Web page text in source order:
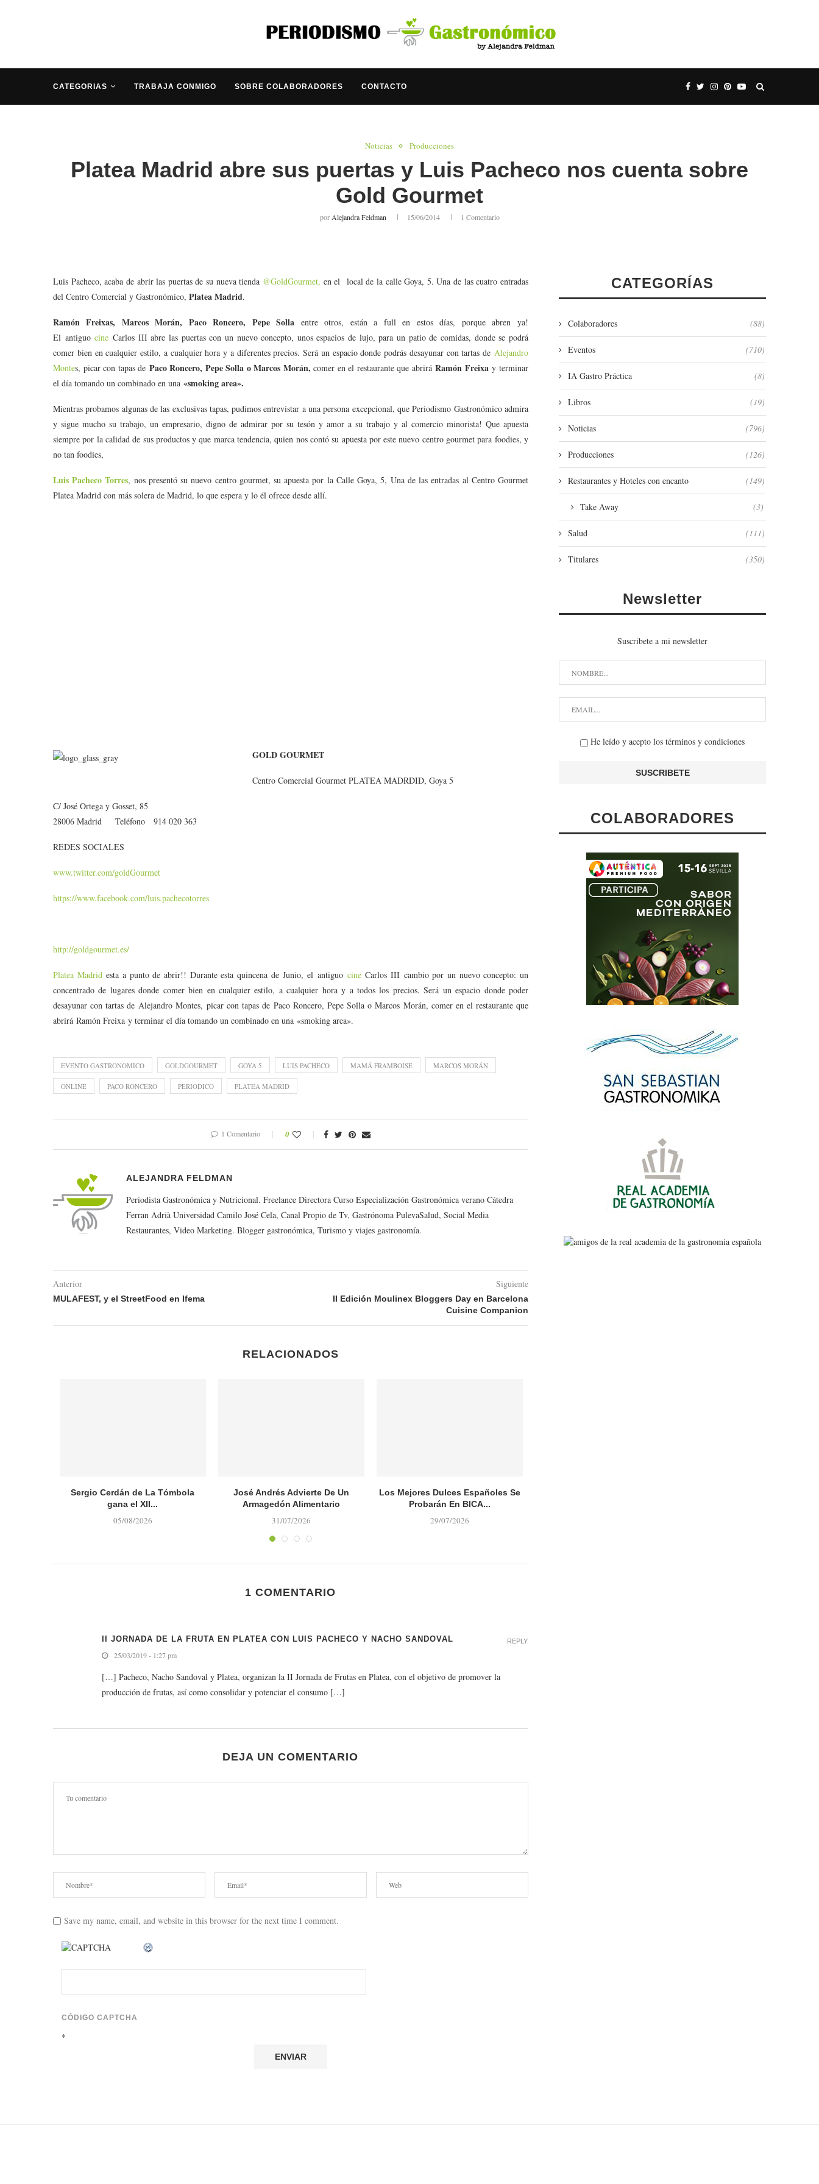
CATEGORIAS TRABAJA CONMIGO SOBRE COLABORADORES CONTACTO
Noticias Producciones
Platea Madrid abre sus puertas y Luis Pacheco nos cuenta sobre
Gold Gourmet
porAlejandra Feldman 15/06/2014 1 Comentario
Luis Pacheco, acaba de abrir las puertas de su nueva tienda @GoldGourmet, en el local de la calle Goya, 5. Una de las cuatro entradas
del Centro Comercial y Gastronómico, Platea Madrid.
Ramón Freixas, Marcos Morán, Paco Roncero, Pepe Solla entre otros, están a full en estos días, porque abren ya!
El antiguocine Carlos III abre las puertas con un nuevo concepto, unos espacios de lujo, para un patio de comidas, donde se podrá
comer bien en cualquier estilo, a cualquier hora y a diferentes precios. Será un espacio donde podrás desayunar con tartas de Alejandro
Montes, picar con tapas de Paco Roncero, Pepe Solla o Marcos Morán, comer en el restaurante que abriráRamón Freixay terminar
el día tomando un combinado en una «smoking area».
Mientras probamos algunas de las exclusivas tapas, pudimos entrevistar a una persona excepcional, que Periodismo Gastronómico admira
y sigue mucho su trabajo, un empresario, digno de admirar por su tesón y amor a su trabajo y al comercio minorista! Que apuesta
siempre por la calidad de sus productos y que marca tendencia, quien nos contó su apuesta por este nuevo centro gourmet para foodies, y
no tan foodies,
Luis Pacheco Torres, nos presentó su nuevo centro gourmet, su apuesta por la Calle Goya, 5, Una de las entradas al Centro Gourmet
Platea Madrid con más solera de Madrid, lo que espera y lo él ofrece desde allí.
GOLD GOURMET
Centro Comercial Gourmet PLATEA MADRDID, Goya 5
C/ José Ortega y Gosset, 85
28006 Madrid Teléfono 914 020 363
REDES SOCIALES
www.twitter.com/goldGourmet
https://www.facebook.com/luis.pachecotorres
http://goldgourmet.es/
Platea Madridesta a punto de abrir!! Durante esta quincena de Junio, el antiguo cineCarlos III cambio por un nuevo concepto: un
concentrado de lugares donde comer bien en cualquier estilo, a cualquier hora y a todos los precios. Será un espacio donde poder
desayunar con tartas de Alejandro Montes, picar con tapas de Paco Roncero, Pepe Solla o Marcos Morán, comer en el restaurante que
abrirá Ramón Freixa y terminar el día tomando un combinado en una «smoking area».
EVENTO GASTRONOMICO GOLDGOURMET GOYA 5 LUIS PACHECO MAMÁ FRAMBOISE MARCOS MORÁN
ONLINE PACO RONCERO PERIODICO PLATEA MADRID
1 Comentario 0
ALEJANDRA FELDMAN
Periodista Gastronómica y Nutricional. Freelance Directora Curso Especialización Gastronómica verano Cátedra
Ferran Adrià Universidad Camilo José Cela, Canal Propio de Tv, Gastrónoma PulevaSalud, Social Media
Restaurantes, Video Marketing. Blogger gastronómica, Turismo y viajes gastronomía.
Anterior
MULAFEST, y el StreetFood en Ifema
Siguiente
II Edición Moulinex Bloggers Day en Barcelona
Cuisine Companion
RELACIONADOS
Sergio Cerdán de La Tómbola
gana el XII...
05/08/2026
José Andrés Advierte De Un
Armagedón Alimentario
31/07/2026
Los Mejores Dulces Españoles Se
Probarán En BICA...
29/07/2026
1 COMENTARIO
II JORNADA DE LA FRUTA EN PLATEA CON LUIS PACHECO Y NACHO SANDOVAL
25/03/2019 - 1:27 pm
[…] Pacheco, Nacho Sandoval y Platea, organizan la II Jornada de Frutas en Platea, con el objetivo de promover la
producción de frutas, así como consolidar y potenciar el consumo […]
REPLY
DEJA UN COMENTARIO
Save my name, email, and website in this browser for the next time I comment.
CÓDIGO CAPTCHA
*
CATEGORÍAS
Colaboradores (88)
Eventos (710)
IA Gastro Práctica (8)
Libros (19)
Noticias (796)
Producciones (126)
Restaurantes y Hoteles con encanto (149)
Take Away (3)
Salud (111)
Titulares (350)
Newsletter
Suscribete a mi newsletter
He leído y acepto los términos y condiciones
COLABORADORES